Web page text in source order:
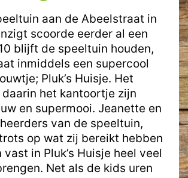
aan de Abeelstraat in
scoorde eerder al een
blijft de speeltuin houden,
inmiddels een supercool
Pluk’s Huisje. Het
het kantoortje zijn
en supermooi. Jeanette en
van de speeltuin,
op wat zij bereikt hebben
vast in Pluk’s Huisje heel veel
Net als de kids uren